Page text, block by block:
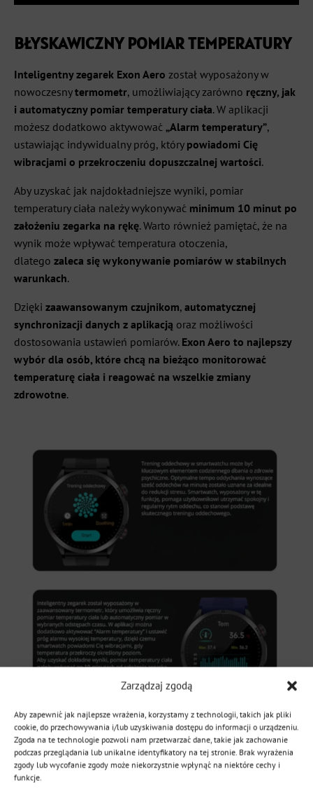
Zarządzaj zgodą
Aby zapewnić jak najlepsze wrażenia, korzystamy z technologii, takich jak pliki
cookie, do przechowywania i/lub uzyskiwania dostępu do informacji o urządzeniu.
Zgoda na te technologie pozwoli nam przetwarzać dane, takie jak zachowanie
podczas przeglądania lub unikalne identyfikatory na tej stronie. Brak wyrażenia
zgody lub wycofanie zgody może niekorzystnie wpłynąć na niektóre cechy i
funkcje.
BŁYSKAWICZNY POMIAR TEMPERATURY
Inteligentny zegarek Exon Aero został wyposażony w
nowoczesnytermometr, umożliwiający zarówno ręczny, jak
i automatyczny pomiar temperatury ciała. W aplikacji
możesz dodatkowo aktywować „Alarm temperatury”,
ustawiając indywidualny próg, który powiadomi Cię
wibracjami o przekroczeniu dopuszczalnej wartości.
Aby uzyskać jak najdokładniejsze wyniki, pomiar
temperatury ciała należy wykonywać minimum 10 minut po
założeniu zegarka na rękę. Warto również pamiętać, że na
wynik może wpływać temperatura otoczenia,
dlatego zaleca się wykonywanie pomiarów w stabilnych
warunkach.
Dzięki zaawansowanym czujnikom, automatycznej
synchronizacji danych z aplikacją oraz możliwości
dostosowania ustawień pomiarów. Exon Aero to najlepszy
wybór dla osób, które chcą na bieżąco monitorować
temperaturę ciała i reagować na wszelkie zmiany
zdrowotne.
PODWÓJNY POMIAR CIŚNIENIA